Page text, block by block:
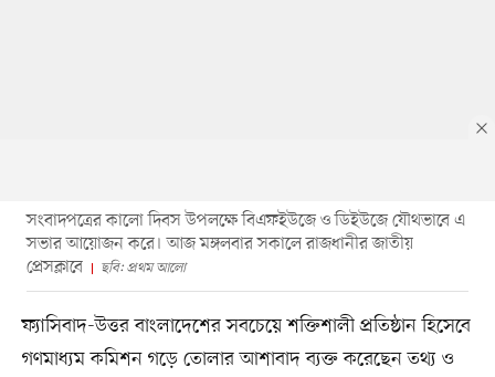
সংবাদপত্রের কালো দিবস উপলক্ষে বিএফইউজে ও ডিইউজে যৌথভাবে এ
সভার আয়োজন করে। আজ মঙ্গলবার সকালে রাজধানীর জাতীয়
প্রেসক্লাবে
ছবি: প্রথম আলো
ফ্যাসিবাদ-উত্তর বাংলাদেশের সবচেয়ে শক্তিশালী প্রতিষ্ঠান হিসেবে
গণমাধ্যম কমিশন গড়ে তোলার আশাবাদ ব্যক্ত করেছেন তথ্য ও